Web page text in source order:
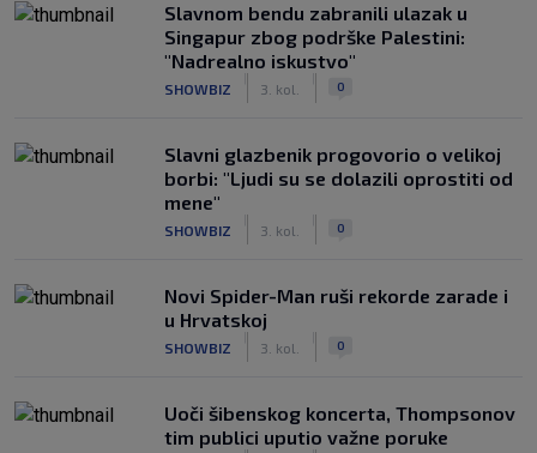
Slavnom bendu zabranili ulazak u
Singapur zbog podrške Palestini:
"Nadrealno iskustvo"
SHOWBIZ 3. kol. 0
Slavni glazbenik progovorio o velikoj
borbi: "Ljudi su se dolazili oprostiti od
mene"
SHOWBIZ 3. kol. 0
Novi Spider-Man ruši rekorde zarade i
u Hrvatskoj
SHOWBIZ 3. kol. 0
Uoči šibenskog koncerta, Thompsonov
tim publici uputio važne poruke